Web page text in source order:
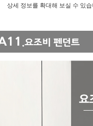
상세 정보를 확대해 보실 수 있